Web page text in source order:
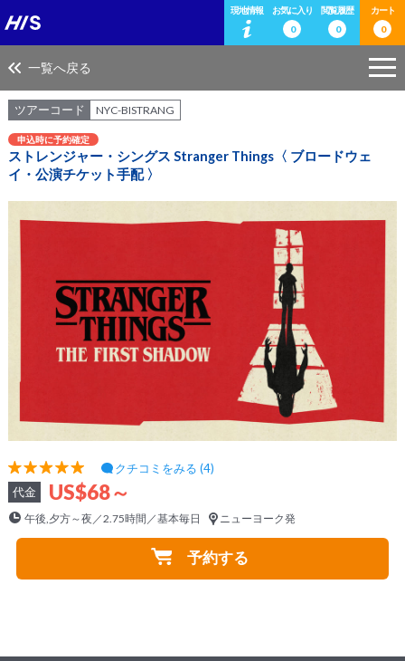
現地情報
お気に入り
0
閲覧履歴
0
カート
0
一覧へ戻る
ツアーコード NYC-BISTRANG
申込時に予約確定
ストレンジャー・シングス Stranger Things〈 ブロードウェ
イ・公演チケット手配 〉
クチコミをみる (4)
代金
US$68～
午後,夕方～夜／2.75時間／基本毎日 ニューヨーク発
予約する